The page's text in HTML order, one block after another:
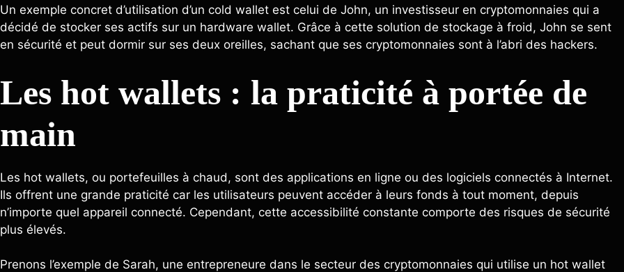
Un exemple concret d’utilisation d’un cold wallet est celui de John, un investisseur en cryptomonnaies qui a
décidé de stocker ses actifs sur un hardware wallet. Grâce à cette solution de stockage à froid, John se sent
en sécurité et peut dormir sur ses deux oreilles, sachant que ses cryptomonnaies sont à l’abri des hackers.
Les hot wallets : la praticité à portée de
main
Les hot wallets, ou portefeuilles à chaud, sont des applications en ligne ou des logiciels connectés à Internet.
Ils offrent une grande praticité car les utilisateurs peuvent accéder à leurs fonds à tout moment, depuis
n’importe quel appareil connecté. Cependant, cette accessibilité constante comporte des risques de sécurité
plus élevés.
Prenons l’exemple de Sarah, une entrepreneure dans le secteur des cryptomonnaies qui utilise un hot wallet